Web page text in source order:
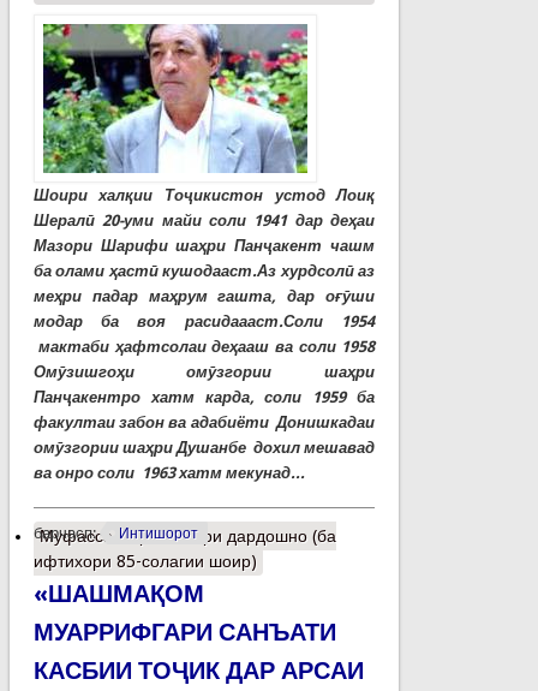
Шоири халқии Тоҷикистон устод Лоиқ
Шералӣ 20-уми майи соли 1941 дар деҳаи
Мазори Шарифи шаҳри Панҷакент чашм
ба олами ҳастӣ кушодааст.Аз хурдсолӣ аз
меҳри падар маҳрум гашта, дар оғӯши
модар ба воя расидаааст.Соли 1954
мактаби ҳафтсолаи деҳааш ва соли 1958
Омӯзишгоҳи омӯзгории шаҳри
Панҷакентро хатм карда, соли 1959 ба
факултаи забон ва адабиёти Донишкадаи
омӯзгории шаҳри Душанбе дохил мешавад
ва онро соли 1963 хатм мекунад...
барчасп: Интишорот
Муфассалтаро Шоири дардошно (ба
ифтихори 85-солагии шоир)
«ШАШМАҚОМ
МУАРРИФГАРИ САНЪАТИ
КАСБИИ ТОҶИК ДАР АРСАИ